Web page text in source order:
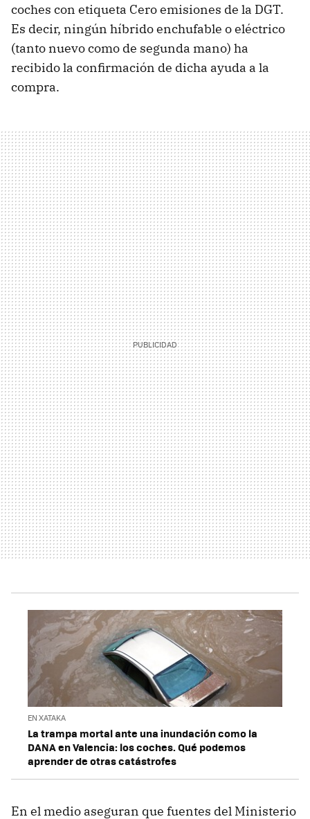
coches con etiqueta Cero emisiones de la DGT.
Es decir, ningún híbrido enchufable o eléctrico
(tanto nuevo como de segunda mano) ha
recibido la confirmación de dicha ayuda a la
compra.
EN XATAKA
La trampa mortal ante una inundación como la
DANA en Valencia: los coches. Qué podemos
aprender de otras catástrofes
En el medio aseguran que fuentes del Ministerio